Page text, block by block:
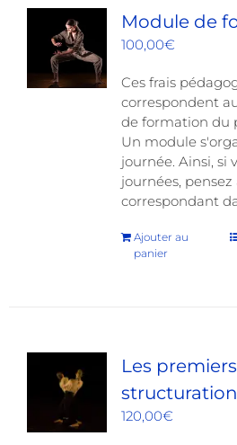
Module de
100,00€
Ces frais
correspondent
de formation du
Un module
journée. Ainsi, si
journées,
correspondant
Ajouter au
panier
Les
120,00€